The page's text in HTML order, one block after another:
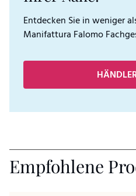
Entdecken Sie in weniger
Manifattura Falomo
Empfohlene